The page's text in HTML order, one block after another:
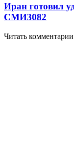
Иран готовил
СМИ3082
Читать комментарии